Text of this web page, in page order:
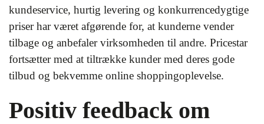
kundeservice, hurtig levering og konkurrencedygtige
priser har været afgørende for, at kunderne vender
tilbage og anbefaler virksomheden til andre. Pricestar
fortsætter med at tiltrække kunder med deres gode
tilbud og bekvemme online shoppingoplevelse.
Positiv feedback om